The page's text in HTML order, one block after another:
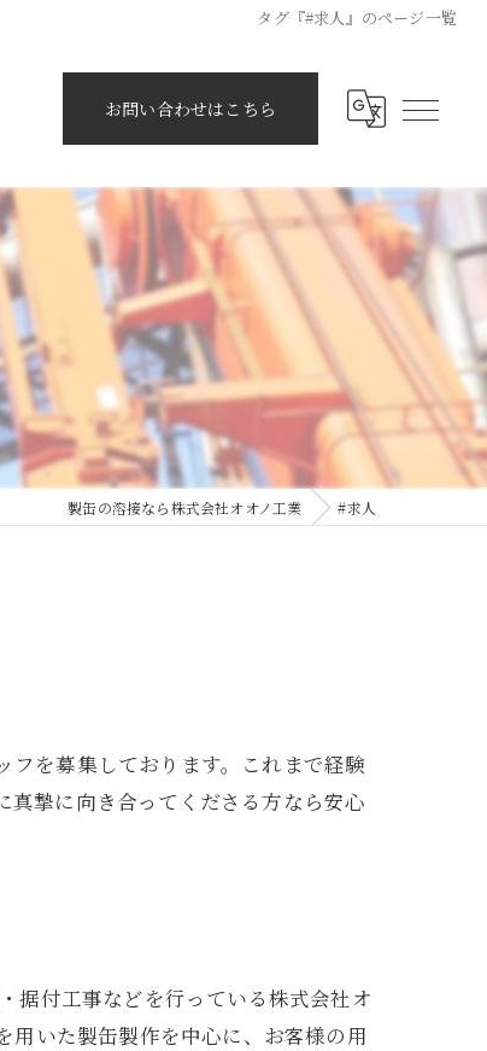
タグ『#求人』のページ一覧
お問い合わせはこちら
製缶の溶接なら株式会社オオノ工業 #求人
を募集しております。これまで経験
真摯に向き合ってくださる方なら安心
据付工事などを行っている株式会社オ
用いた製缶製作を中心に、お客様の用